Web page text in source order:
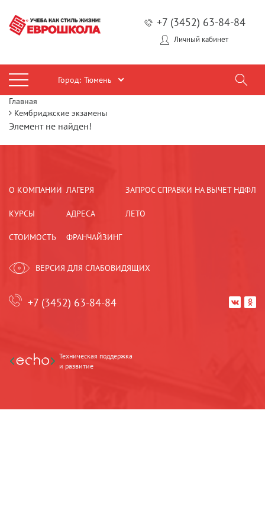
+7 (3452) 63-84-84
Личный кабинет
Город: Тюмень
Главная
Кембриджские экзамены
Элемент не найден!
О КОМПАНИИ
КУРСЫ
СТОИМОСТЬ
ЛАГЕРЯ
АДРЕСА
ФРАНЧАЙЗИНГ
ЗАПРОС СПРАВКИ НА ВЫЧЕТ НДФЛ
ЛЕТО
ВЕРСИЯ ДЛЯ СЛАБОВИДЯЩИХ
+7 (3452) 63-84-84  
Техническая поддержка
и развитие